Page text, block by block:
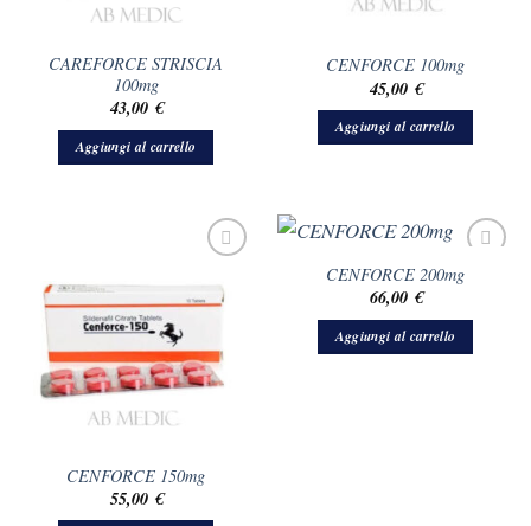
CAREFORCE STRISCIA
100mg
43,00 €
Aggiungi al carrello
CENFORCE 100mg
45,00 €
Aggiungi al carrello
CENFORCE 150mg
55,00 €
CENFORCE 200mg
66,00 €
Aggiungi al carrello